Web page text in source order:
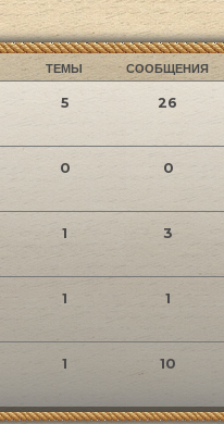
ТЕМЫ СООБЩЕНИЯ
5 26
0 0
1 3
1 1
1 10